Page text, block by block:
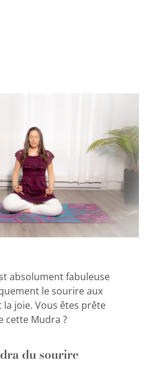
absolument fabuleuse
le sourire aux
joie. Vous êtes prête
cette Mudra ?
du sourire